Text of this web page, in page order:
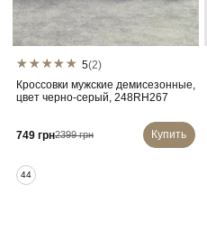
5(2)
Кроссовки мужские демисезонные,
цвет черно-серый, 248RH267
749 грн2399 грн Купить
44